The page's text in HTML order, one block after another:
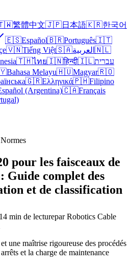
繁體中文🇯🇵日本語🇰🇷한국어
🇪🇸Español🇧🇷Português🇮🇹
🇻🇳Tiếng Việt🇸🇦العربية 🇳🇱
🇹🇭ไทย🇮🇳हिन्दी🇮🇱עברית
Bahasa Melayu🇭🇺Magyar🇷🇴
🇬🇷Ελληνικά🇵🇭Filipino
(Argentina)🇨🇦Français
pour les faisceaux de
Guide complet des
et de classification
14 min de lecturepar Robotics Cable
une maîtrise rigoureuse des procédés
et la charge de maintenance